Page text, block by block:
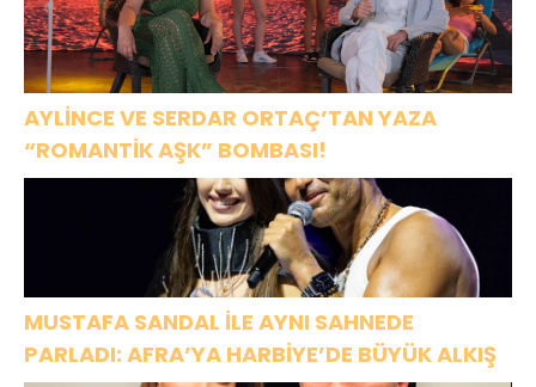
OLACAK!
ASSOLİST
OLARAK VAR
OLACAĞIM!”
AYLİNCE VE SERDAR ORTAÇ’TAN YAZA
“ROMANTİK AŞK” BOMBASI!
MUSTAFA SANDAL İLE AYNI SAHNEDE
PARLADI: AFRA’YA HARBİYE’DE BÜYÜK ALKIŞ